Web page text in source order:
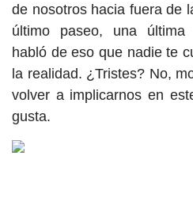
de nosotros hacia fuera de
último paseo, una última
habló de eso que nadie te
la realidad. ¿Tristes? No,
volver a implicarnos en
gusta.